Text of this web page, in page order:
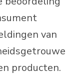
van
producten.